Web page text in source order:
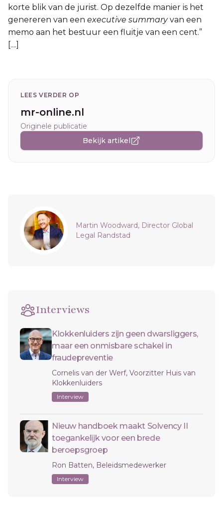
korte blik van de jurist. Op dezelfde manier is het
genereren van een executive summaryvan een
memo aan het bestuur een fluitje van een cent.”
[....]
LEES VERDER OP
mr-online.nl
Originele publicatie
Bekijk artikel
Sidebar
Martin Woodward, Director Global
Legal Randstad
Interviews
Klokkenluiders zijn geen dwarsliggers,
maar een onmisbare schakel in
fraudepreventie
Cornelis van der Werf, Voorzitter Huis van
Klokkenluiders
Interview
Nieuw handboek maakt Solvency II
toegankelijk voor een brede
beroepsgroep
Ron Batten, Beleidsmedewerker
Interview